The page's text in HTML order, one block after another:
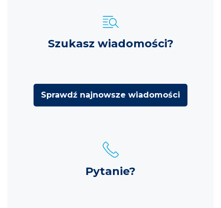
Szukasz wiadomości?
Sprawdź najnowsze wiadomości
Pytanie?